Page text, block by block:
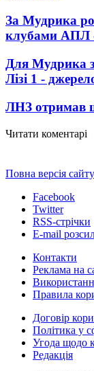
За Мудрика
клубами АПЛ
Для Мудрика
Лізі 1 -
ЛНЗ отримав
Читати коментарі
Повна версія сайту
Facebook
Twitter
RSS-стрічки
E-mail
Контакти
Реклама на
Правила
Договір
Політика у
Угода щодо
Редакція